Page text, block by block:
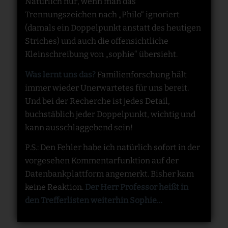
Trennungszeichen nach „Philo“ ignoriert
(damals ein Doppelpunkt anstatt des heutigen
Striches) und auch die offensichtliche
Kleinschreibung von „sophie“ übersieht.
Was lernt uns das? Familienforschung hält
immer wieder Unerwartetes für uns bereit.
Und bei der Recherche ist jedes Detail,
buchstäblich jeder Doppelpunkt, wichtig und
kann ausschlaggebend sein!
P.S.: Den Fehler habe ich natürlich sofort in der
vorgesehen Kommentarfunktion auf der
Datenbankplattform angemerkt. Bisher kam
keine Reaktion. Der Herr Professor heißt in
den Trefferlisten weiterhin Sophie…